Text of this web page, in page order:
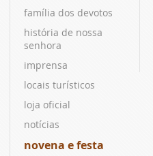
família dos devotos
história de nossa
senhora
imprensa
locais turísticos
loja oficial
notícias
novena e festa